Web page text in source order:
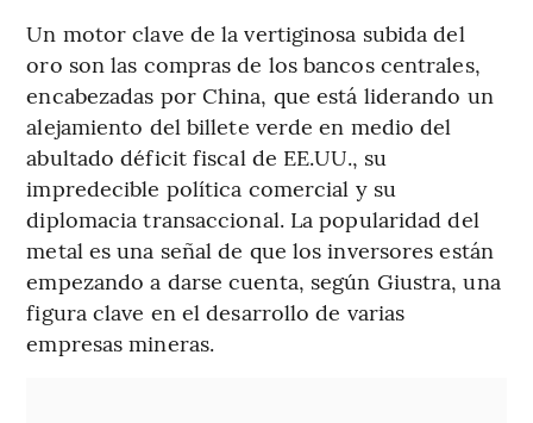
Un motor clave de la vertiginosa subida del
oro son las compras de los bancos centrales,
encabezadas por China, que está liderando un
alejamiento del billete verde en medio del
abultado déficit fiscal de EE.UU., su
impredecible política comercial y su
diplomacia transaccional. La popularidad del
metal es una señal de que los inversores están
empezando a darse cuenta, según Giustra, una
figura clave en el desarrollo de varias
empresas mineras.